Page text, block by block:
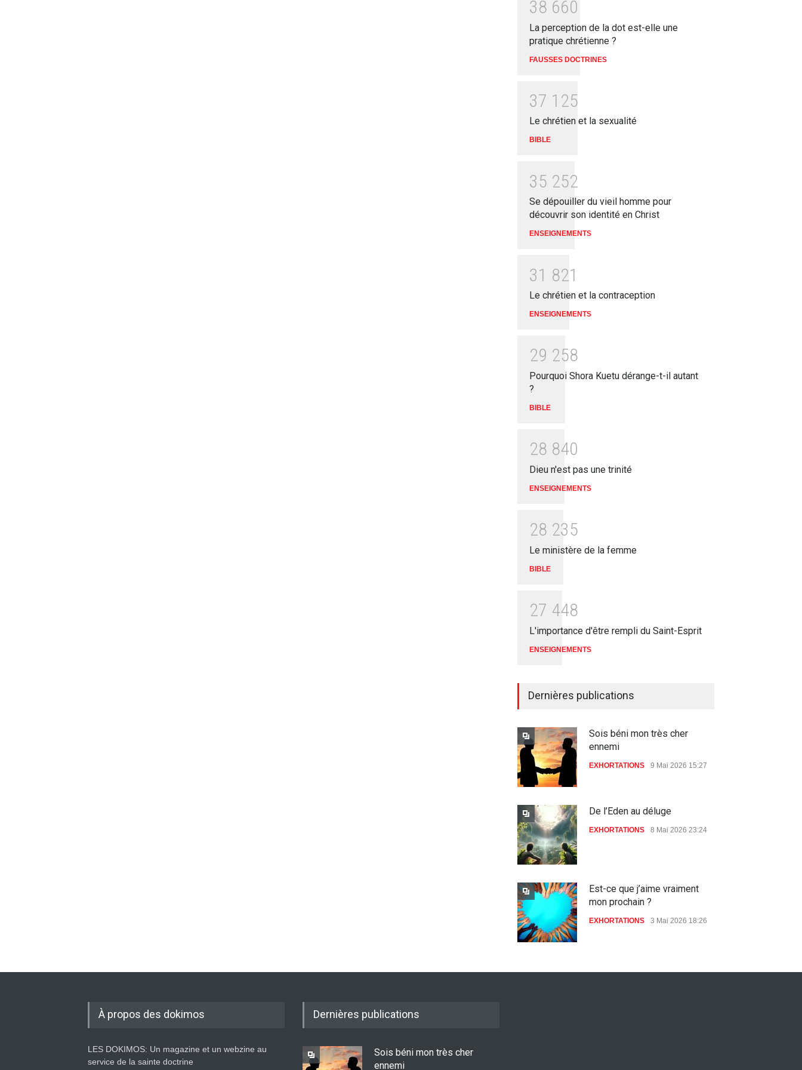
38 660
La perception de la dot est-elle une
pratique chrétienne ?
FAUSSES DOCTRINES
37 1 25
Le chrétien et la sexualité
BIBLE
35 252
Se dépouiller du vieil homme pour
découvrir son identité en Christ
ENSEIGNEMENTS
31 821
Le chrétien et la contraception
ENSEIGNEMENTS
29 258
Pourquoi Shora Kuetu dérange-t-il autant
?
BIBLE
28 840
Dieu n'est pas une trinité
ENSEIGNEMENTS
28 235
Le ministère de la femme
BIBLE
27 448
L'importance d'être rempli du Saint-Esprit
ENSEIGNEMENTS
Dernières publications
Sois béni mon très cher
ennemi
EXHORTATIONS 9 Mai 2026 15:27
De l’Eden au déluge
EXHORTATIONS 8 Mai 2026 23:24
Est-ce que j’aime vraiment
mon prochain ?
EXHORTATIONS 3 Mai 2026 18:26
À propos des dokimos
LES DOKIMOS: Un magazine et un webzine au
service de la sainte doctrine
Dernières publications
Sois béni mon très cher
ennemi